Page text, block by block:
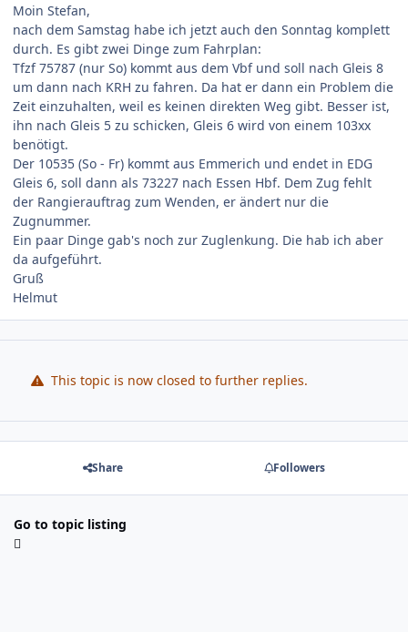
Moin Stefan,
nach dem Samstag habe ich jetzt auch den Sonntag komplett
durch. Es gibt zwei Dinge zum Fahrplan:
Tfzf 75787 (nur So) kommt aus dem Vbf und soll nach Gleis 8
um dann nach KRH zu fahren. Da hat er dann ein Problem die
Zeit einzuhalten, weil es keinen direkten Weg gibt. Besser ist,
ihn nach Gleis 5 zu schicken, Gleis 6 wird von einem 103xx
benötigt.
Der 10535 (So - Fr) kommt aus Emmerich und endet in EDG
Gleis 6, soll dann als 73227 nach Essen Hbf. Dem Zug fehlt
der Rangierauftrag zum Wenden, er ändert nur die
Zugnummer.
Ein paar Dinge gab's noch zur Zuglenkung. Die hab ich aber
da aufgeführt.
Gruß
Helmut
This topic is now closed to further replies.
Share Followers
Go to topic listing